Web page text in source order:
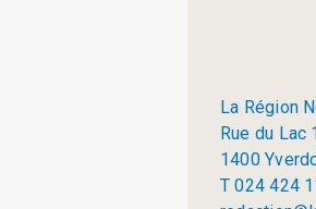
La Région
Rue du Lac
1400
T 024 424